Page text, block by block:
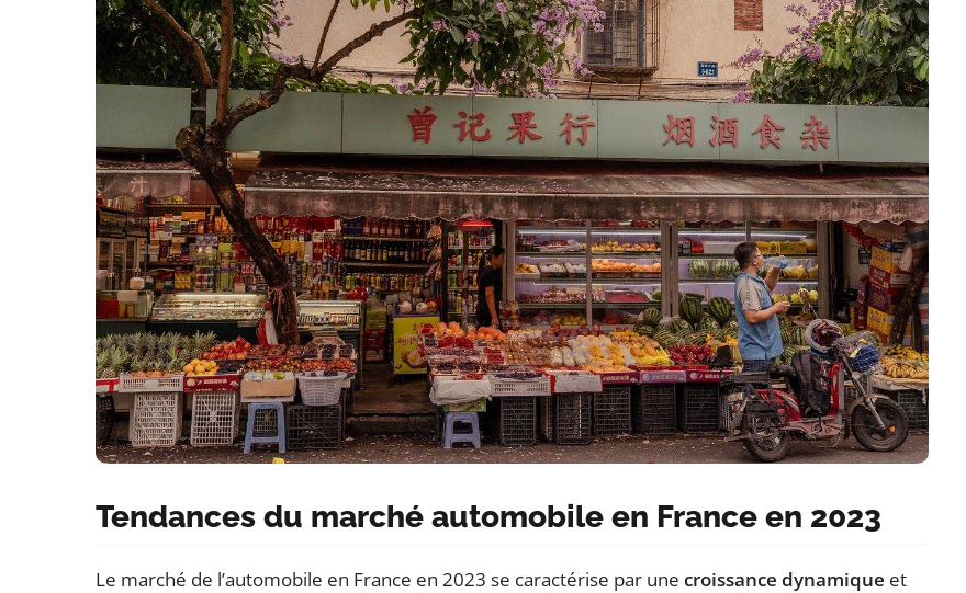
Tendances du marché automobile en France en 2023
Le marché de l’automobile en France en 2023 se caractérise par une croissance dynamique et